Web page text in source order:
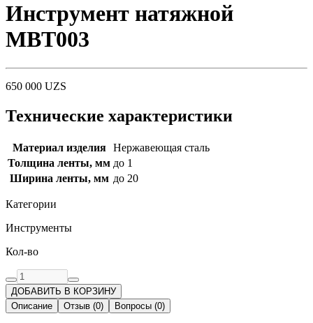
Инструмент натяжной
MBT003
650 000 UZS
Технические характеристики
Материал изделия
Нержавеющая сталь
Толщина ленты, мм до 1
Ширина ленты, мм до 20
Категории
Инструменты
Кол-во
ДОБАВИТЬ В КОРЗИНУ
Описание
Отзыв (0) Вопросы (0)